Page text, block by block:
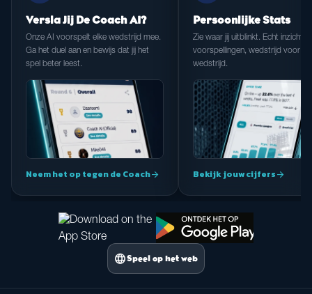
Versla Jij De Coach AI?
Onze AI voorspelt elke wedstrijd mee.
Ga het duel aan en bewijs dat jij het
spel beter leest.
Neem het op tegen de Coacharrow_forward
Persoonlijke Stats
Zie waar jij uitblinkt. Echt inzicht in
voorspellingen, wedstrijd voor
wedstrijd.
Bekijk jouw cijfersarrow_forward
languageSpeel op het web